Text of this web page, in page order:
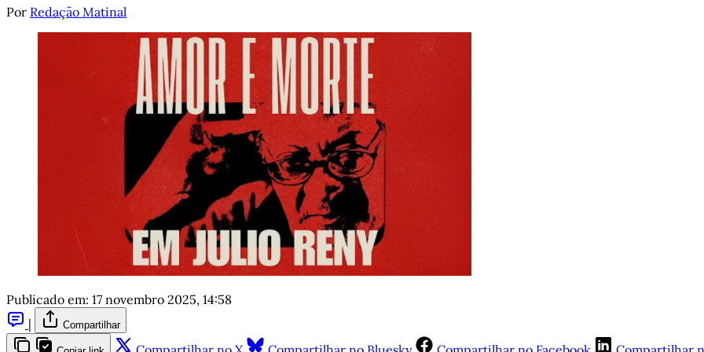
Por Redação Matinal
Publicado em: 17 novembro 2025, 14:58
|
Compartilhar